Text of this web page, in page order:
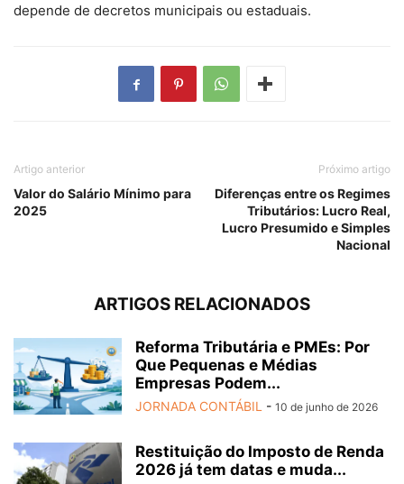
depende de decretos municipais ou estaduais.
Artigo anterior
Valor do Salário Mínimo para
2025
Próximo artigo
Diferenças entre os Regimes
Tributários: Lucro Real,
Lucro Presumido e Simples
Nacional
ARTIGOS RELACIONADOS
Reforma Tributária e PMEs: Por
Que Pequenas e Médias
Empresas Podem...
JORNADA CONTÁBIL - 10 de junho de 2026
Restituição do Imposto de Renda
2026 já tem datas e muda...